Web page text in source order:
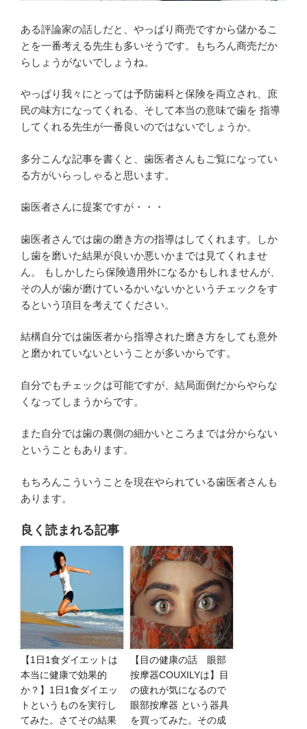
ある評論家の話しだと、やっぱり商売ですから儲かるこ
とを一番考える先生も多いそうです。もちろん商売だか
らしょうがないでしょうね。
やっぱり我々にとっては予防歯科と保険を両立され、庶
民の味方になってくれる、そして本当の意味で歯を 指導
してくれる先生が一番良いのではないでしょうか。
多分こんな記事を書くと、歯医者さんもご覧になってい
る方がいらっしゃると思います。
歯医者さんに提案ですが・・・
歯医者さんでは歯の磨き方の指導はしてくれます。しか
し歯を磨いた結果が良いか悪いかまでは見てくれませ
ん。 もしかしたら保険適用外になるかもしれませんが、
その人が歯が磨けているかいないかというチェックをす
るという項目を考えてください。
結構自分では歯医者から指導された磨き方をしても意外
と磨かれていないということが多いからです。
自分でもチェックは可能ですが、結局面倒だからやらな
くなってしまうからです。
また自分では歯の裏側の細かいところまでは分からない
ということもあります。
もちろんこういうことを現在やられている歯医者さんも
あります。
良く読まれる記事
【1日1食ダイエットは
本当に健康で効果的
か？】1日1食ダイエッ
トというものを実行し
てみた。さてその結果
【目の健康の話 眼部
按摩器COUXILYは】目
の疲れが気になるので
眼部按摩器 という器具
を買ってみた。その成